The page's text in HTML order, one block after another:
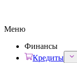
Меню
Финансы
Кредиты